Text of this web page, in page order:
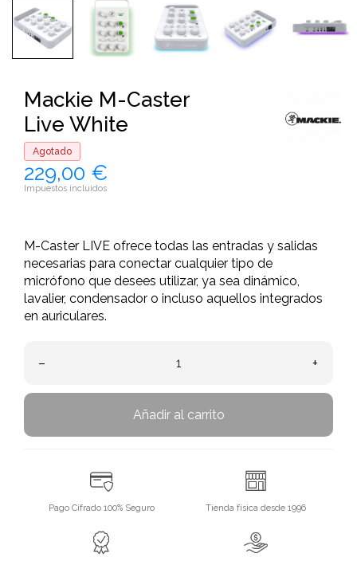
Mackie M-Caster
Live White
Agotado
229,00 €
Impuestos incluidos
M-Caster LIVE ofrece todas las entradas y salidas
necesarias para conectar cualquier tipo de
micrófono que desees utilizar, ya sea dinámico,
lavalier, condensador o incluso aquellos integrados
en auriculares.
– +
Añadir al carrito
Pago Cifrado 100% Seguro Tienda física desde 1996